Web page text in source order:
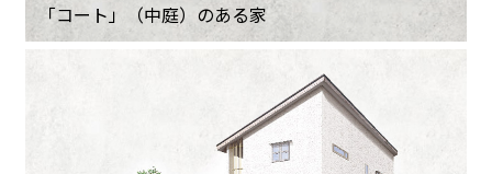
「コート」（中庭）のある家